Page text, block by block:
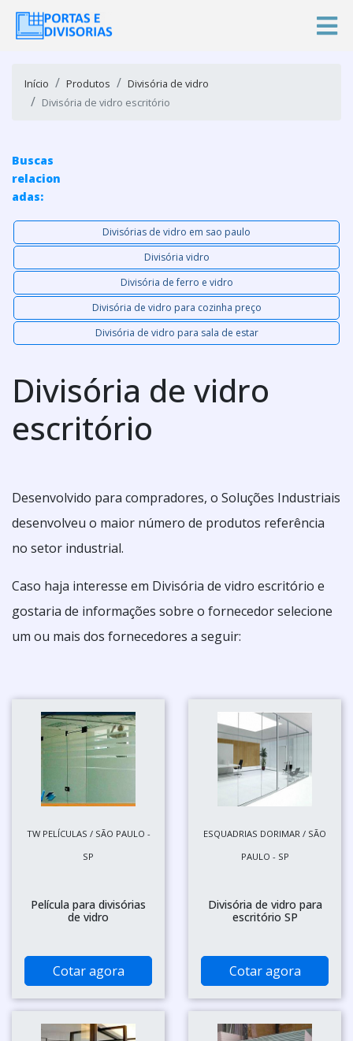
Início Produtos
Divisória de vidro
Divisória de vidro escritório
Buscas
relacion
adas:
Divisórias de vidro em sao paulo
Divisória vidro
Divisória de ferro e vidro
Divisória de vidro para cozinha preço
Divisória de vidro para sala de estar
Divisória de vidro
escritório
Desenvolvido para compradores, o Soluções Industriais
desenvolveu o maior número de produtos referência
no setor industrial.
Caso haja interesse em Divisória de vidro escritório e
gostaria de informações sobre o fornecedor selecione
um ou mais dos fornecedores a seguir:
TW PELÍCULAS / SÃO PAULO -
SP
Película para divisórias
de vidro
Cotar agora
ESQUADRIAS DORIMAR / SÃO
PAULO - SP
Divisória de vidro para
escritório SP
Cotar agora